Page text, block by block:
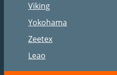
Viking
Yokohama
Zeetex
Leao